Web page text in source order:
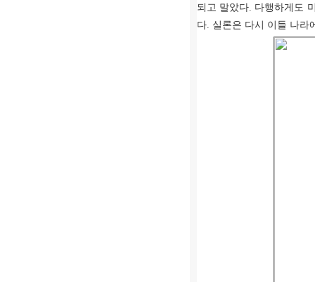
되고 말았다. 다행하게도
다. 실론은 다시 이들 나라